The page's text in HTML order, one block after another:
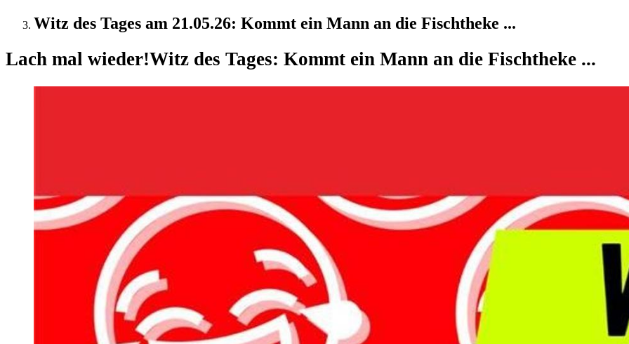
Witz des Tages am 21.05.26: Kommt ein Mann an die Fischtheke ...
Lach mal wieder!Witz des Tages: Kommt ein Mann an die Fischtheke ...